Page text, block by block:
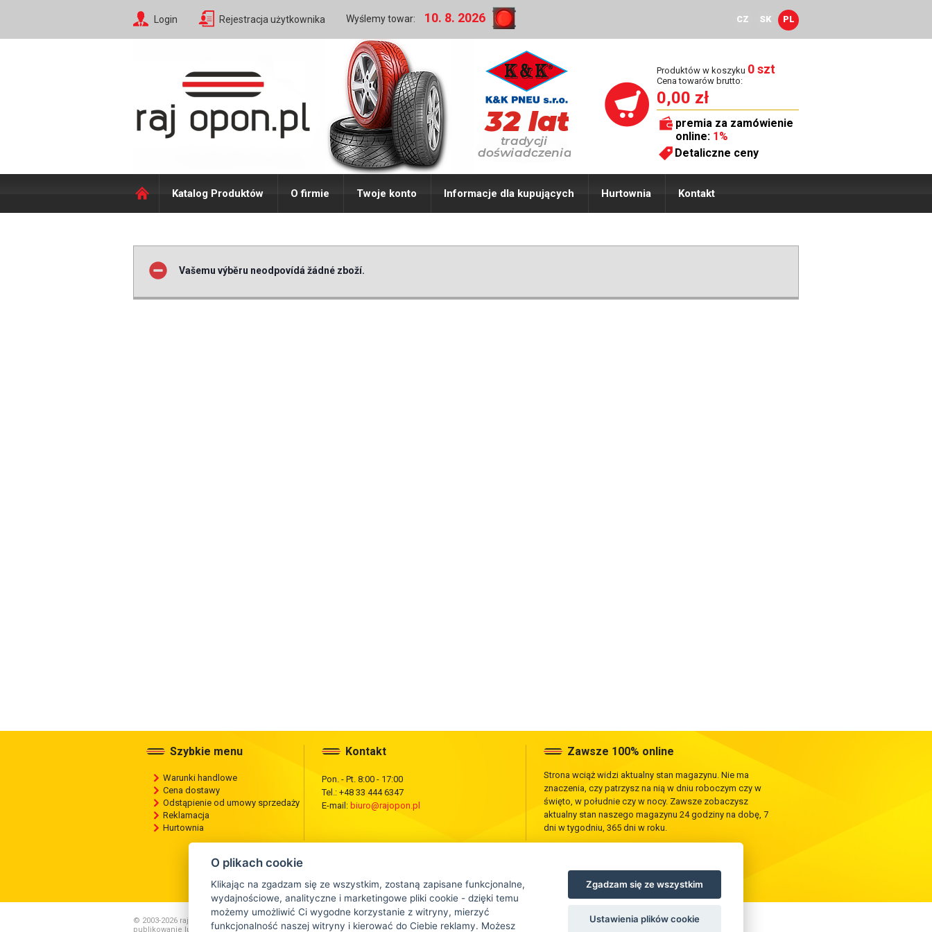
Login Rejestracja użytkownika Wyślemy towar: 10. 8. 2026 CZ SK PL
Produktów w koszyku 0 szt
Cena towarów brutto:
0,00 zł
premia za zamówienie
online: 1%
Detaliczne ceny
Katalog Produktów O firmie Twoje konto Informacje dla kupujących Hurtownia Kontakt
Vašemu výběru neodpovídá žádné zboží.
Szybkie menu
Warunki handlowe
Cena dostawy
Odstąpienie od umowy sprzedaży
Reklamacja
Hurtownia
Kontakt
Pon. - Pt. 8:00 - 17:00
Tel.: +48 33 444 6347
E-mail: biuro@rajopon.pl
Zawsze 100% online
Strona wciąż widzi aktualny stan magazynu. Nie ma
znaczenia, czy patrzysz na nią w dniu roboczym czy w
święto, w południe czy w nocy. Zawsze zobaczysz
aktualny stan naszego magazynu 24 godziny na dobę, 7
dni w tygodniu, 365 dni w roku.
© 2003-2026 rajopon.pl , Wszelkie kopiowanie ,
publikowanie lub rozpowszechnianie zawartości tej strony jest zabronione.
O plikach cookie
Klikając na zgadzam się ze wszystkim, zostaną zapisane funkcjonalne,
wydajnościowe, analityczne i marketingowe pliki cookie - dzięki temu
możemy umożliwić Ci wygodne korzystanie z witryny, mierzyć
funkcjonalność naszej witryny i kierować do Ciebie reklamy. Możesz
Zgadzam się ze wszystkim
Ustawienia plików cookie